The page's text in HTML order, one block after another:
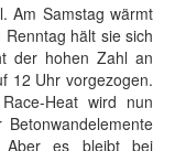
Am Samstag wärmt
hält sie sich
der hohen Zahl an
12 Uhr vorgezogen.
Heat wird nun
Aber es bleibt bei